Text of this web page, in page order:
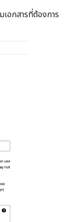
อกสารที่ต้องการ